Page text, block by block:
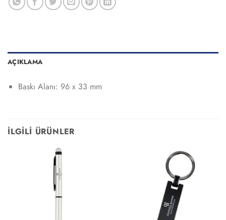
AÇIKLAMA
Baskı Alanı: 96 x 33 mm
İLGILI ÜRÜNLER